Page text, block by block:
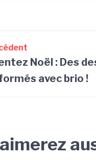
Noël : Des
avec brio !